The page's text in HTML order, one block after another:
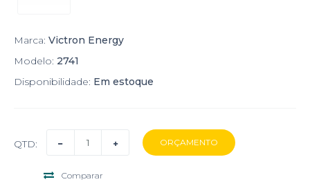
Marca: Victron Energy
Modelo: 2741
Disponibilidade: Em estoque
QTD:
Comparar